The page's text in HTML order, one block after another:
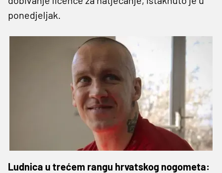
ponedjeljak.
Ludnica u trećem rangu hrvatskog nogometa: